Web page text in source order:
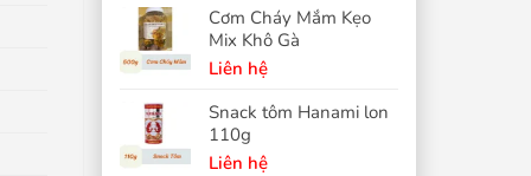
Cơm Cháy Mắm Kẹo
Mix Khô Gà
Liên hệ
Snack tôm Hanami lon
110g
Liên hệ